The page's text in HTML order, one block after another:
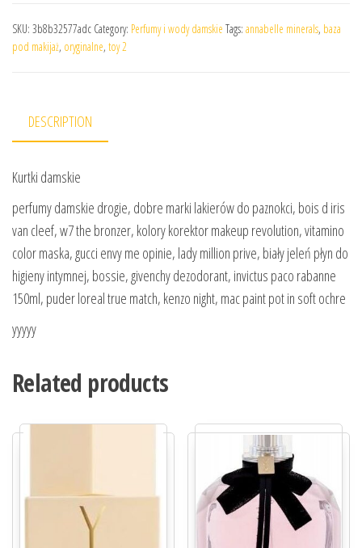
SKU: 3b8b32577adc Category: Perfumy i wody damskie Tags: annabelle minerals, baza
pod makijaż, oryginalne, toy 2
DESCRIPTION
Kurtki damskie
perfumy damskie drogie, dobre marki lakierów do paznokci, bois d iris
van cleef, w7 the bronzer, kolory korektor makeup revolution, vitamino
color maska, gucci envy me opinie, lady million prive, biały jeleń płyn do
higieny intymnej, bossie, givenchy dezodorant, invictus paco rabanne
150ml, puder loreal true match, kenzo night, mac paint pot in soft ochre
yyyyy
Related products